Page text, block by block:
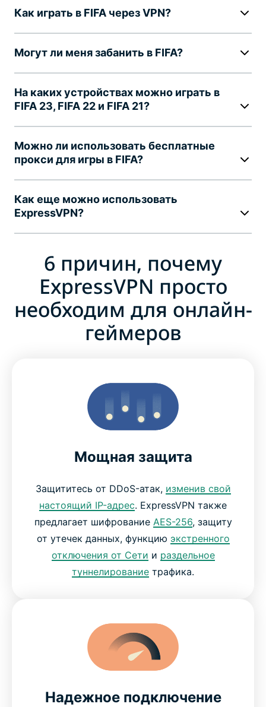
Как играть в FIFA через VPN?
Могут ли меня забанить в FIFA?
На каких устройствах можно играть в
FIFA 23, FIFA 22 и FIFA 21?
Можно ли использовать бесплатные
прокси для игры в FIFA?
Как еще можно использовать
ExpressVPN?
6 причин, почему
ExpressVPN просто
необходим для онлайн-
геймеров
Мощная защита
Защититесь от DDoS-атак, изменив свой
настоящий IP-адрес. ExpressVPN также
предлагает шифрование AES-256, защиту
от утечек данных, функцию экстренного
отключения от Сети и раздельное
туннелирование трафика.
Надежное подключение